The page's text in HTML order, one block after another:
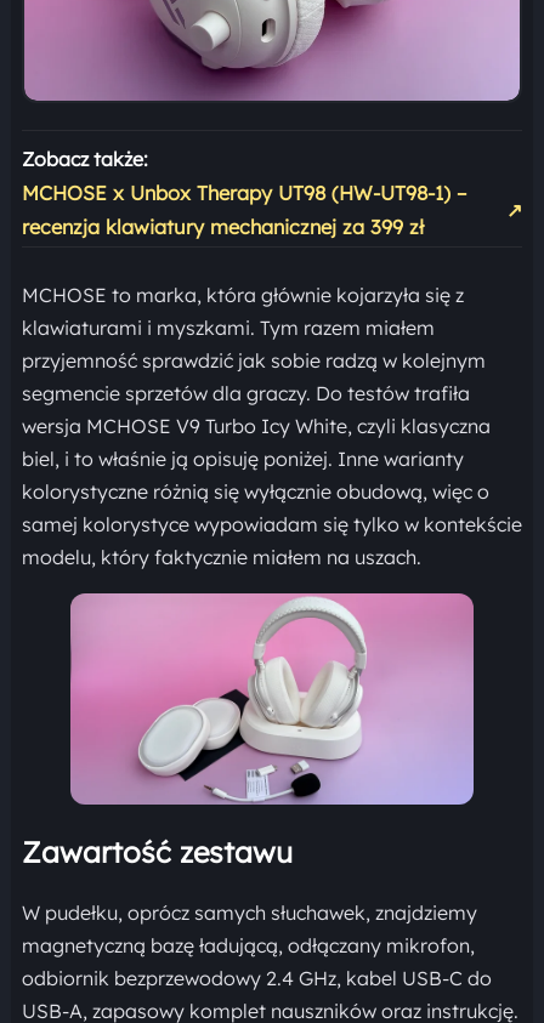
Zobacz także:
MCHOSE x Unbox Therapy UT98 (HW-UT98-1) –
recenzja klawiatury mechanicznej za 399 zł
↗
MCHOSE to marka, która głównie kojarzyła się z
klawiaturami i myszkami. Tym razem miałem
przyjemność sprawdzić jak sobie radzą w kolejnym
segmencie sprzetów dla graczy. Do testów trafiła
wersja MCHOSE V9 Turbo Icy White, czyli klasyczna
biel, i to właśnie ją opisuję poniżej. Inne warianty
kolorystyczne różnią się wyłącznie obudową, więc o
samej kolorystyce wypowiadam się tylko w kontekście
modelu, który faktycznie miałem na uszach.
Zawartość zestawu
W pudełku, oprócz samych słuchawek, znajdziemy
magnetyczną bazę ładującą, odłączany mikrofon,
odbiornik bezprzewodowy 2.4 GHz, kabel USB-C do
USB-A, zapasowy komplet nauszników oraz instrukcję.